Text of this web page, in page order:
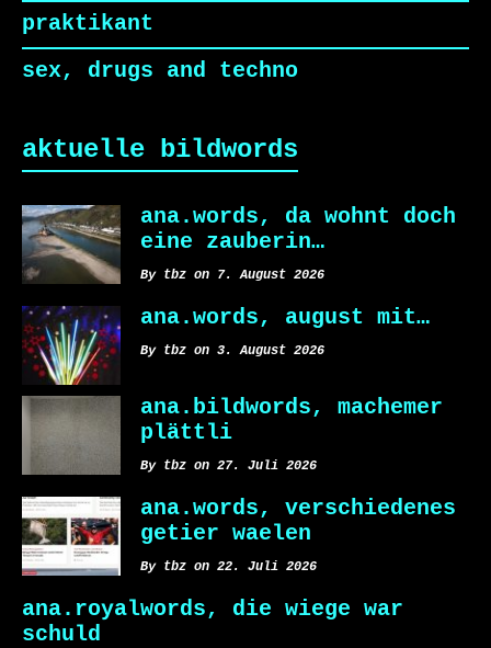
praktikant
sex, drugs and techno
aktuelle bildwords
ana.words, da wohnt doch
eine zauberin…
By tbz on 7. August 2026
ana.words, august mit…
By tbz on 3. August 2026
ana.bildwords, machemer
plättli
By tbz on 27. Juli 2026
ana.words, verschiedenes
getier waelen
By tbz on 22. Juli 2026
ana.royalwords, die wiege war
schuld